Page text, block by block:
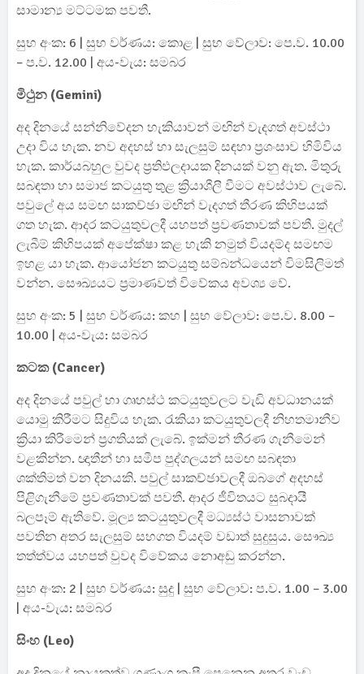
සාමාන්‍ය මට්ටමක පවතී.
සුභ අංක: 6 | සුභ වර්ණය: කොළ | සුභ වේලාව: පෙ.ව. 10.00
– ප.ව. 12.00 | අය-වැය: සමබර
මිථුන (Gemini)
අද දිනයේ සන්නිවේදන හැකියාවන් මඟින් වැදගත් අවස්ථා
උදා විය හැක. නව අදහස් හා සැලසුම් සඳහා ප්‍රශංසාව හිමිවිය
හැක. කාර්යබහුල වුවද ප්‍රතිඵලදායක දිනයක් වනු ඇත. මිතුරු
සබඳතා හා සමාජ කටයුතු තුළ ක්‍රියාශීලී වීමට අවස්ථාව ලැබේ.
පවුලේ අය සමඟ සාකච්ඡා මඟින් වැදගත් තීරණ කිහිපයක්
ගත හැක. ආදර කටයුතුවලදී යහපත් ප්‍රවණතාවක් පවතී. මුදල්
ලැබීම් කිහිපයක් අපේක්ෂා කළ හැකි නමුත් වියදම්ද සමඟම
ඉහළ යා හැක. ආයෝජන කටයුතු සම්බන්ධයෙන් විමසිලිමත්
වන්න. සෞඛ්‍යයට ප්‍රමාණවත් විවේකය අවශ්‍ය වේ.
සුභ අංක: 5 | සුභ වර්ණය: කහ | සුභ වේලාව: පෙ.ව. 8.00 –
10.00 | අය-වැය: සමබර
කටක (Cancer)
අද දිනයේ පවුල් හා ගෘහස්ථ කටයුතුවලට වැඩි අවධානයක්
යොමු කිරීමට සිදුවිය හැක. රැකියා කටයුතුවලදී නිහතමානීව
ක්‍රියා කිරීමෙන් ප්‍රගතියක් ලැබේ. ඉක්මන් තීරණ ගැනීමෙන්
වළකින්න. ඥාතීන් හා සමීප පුද්ගලයන් සමඟ සබඳතා
ශක්තිමත් වන දිනයකි. පවුල් සාකච්ඡාවලදී ඔබගේ අදහස්
පිළිගැනීමේ ප්‍රවණතාවක් පවතී. ආදර ජීවිතයට සුබදායී
බලපෑම් ඇතිවේ. මූල්‍ය කටයුතුවලදී මධ්‍යස්ථ වාසනාවක්
පවතින අතර සැලසුම් සහගත වියදම් වඩාත් සුදුසුය. සෞඛ්‍ය
තත්ත්වය යහපත් වුවද විවේකය නොඅඩු කරන්න.
සුභ අංක: 2 | සුභ වර්ණය: සුදු | සුභ වේලාව: ප.ව. 1.00 – 3.00
| අය-වැය: සමබර
සිංහ (Leo)